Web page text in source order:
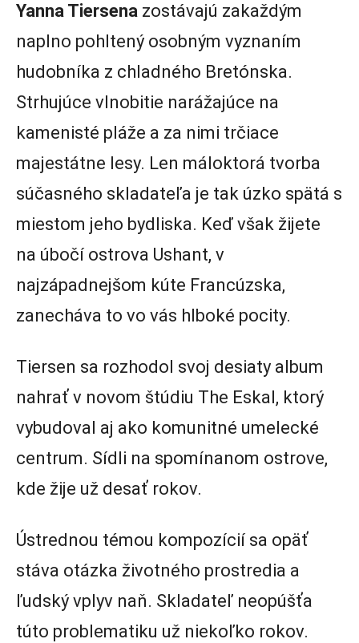
Yanna Tiersena zostávajú zakaždým
naplno pohltený osobným vyznaním
hudobníka z chladného Bretónska.
Strhujúce vlnobitie narážajúce na
kamenisté pláže a za nimi trčiace
majestátne lesy. Len máloktorá tvorba
súčasného skladateľa je tak úzko spätá s
miestom jeho bydliska. Keď však žijete
na úbočí ostrova Ushant, v
najzápadnejšom kúte Francúzska,
zanecháva to vo vás hlboké pocity.
Tiersen sa rozhodol svoj desiaty album
nahrať v novom štúdiu The Eskal, ktorý
vybudoval aj ako komunitné umelecké
centrum. Sídli na spomínanom ostrove,
kde žije už desať rokov.
Ústrednou témou kompozícií sa opäť
stáva otázka životného prostredia a
ľudský vplyv naň. Skladateľ neopúšťa
túto problematiku už niekoľko rokov.